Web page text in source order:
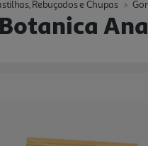
Rebuçados e Chupas